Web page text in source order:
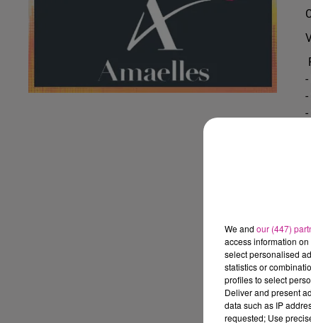
We and our (447)
access information
select personalised
statistics or
profiles to select
Deliver and present
data such as IP
requested; Use